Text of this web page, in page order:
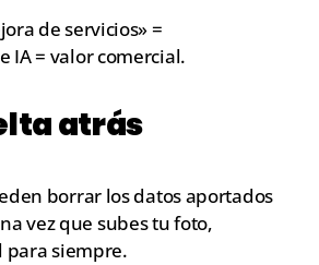
de servicios» =
IA = valor comercial.
atrás
borrar los datos aportados
vez que subes tu foto,
para siempre.